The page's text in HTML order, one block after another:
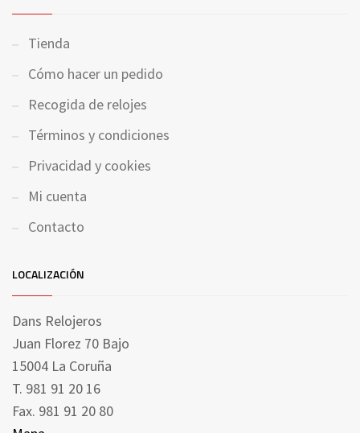
Tienda
Cómo hacer un pedido
Recogida de relojes
Términos y condiciones
Privacidad y cookies
Mi cuenta
Contacto
LOCALIZACIÓN
Dans Relojeros
Juan Florez 70 Bajo
15004 La Coruña
T. 981 91 20 16
Fax. 981 91 20 80